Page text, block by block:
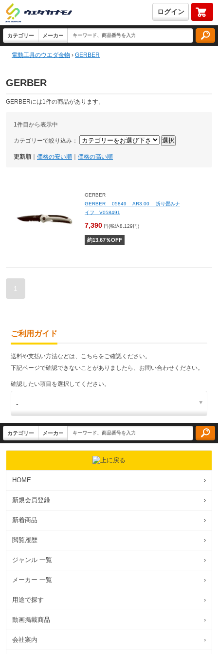
ログイン
電動工具のウエダ金物 › GERBER
GERBER
GERBERには1件の商品があります。
1件目から表示中
カテゴリーで絞り込み：
更新順 価格の安い順 価格の高い順
GERBER
GERBER 05849 AR3.00 折り畳みナ
イフ V058491
7,390 円(税込8,129円)
約13.67％OFF
1
ご利用ガイド
送料や支払い方法などは、こちらをご確認ください。
下記ページで確認できないことがありましたら、お問い合わせください。
確認したい項目を選択してください。
HOME ›
新規会員登録 ›
新着商品 ›
閲覧履歴 ›
ジャンル 一覧 ›
メーカー 一覧 ›
用途で探す ›
動画掲載商品 ›
会社案内 ›